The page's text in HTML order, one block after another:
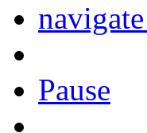
Pause